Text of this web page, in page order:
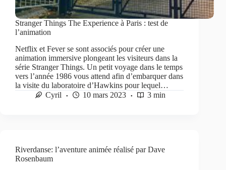
Stranger Things The Experience à Paris : test de
l’animation
Netflix et Fever se sont associés pour créer une
animation immersive plongeant les visiteurs dans la
série Stranger Things. Un petit voyage dans le temps
vers l’année 1986 vous attend afin d’embarquer dans
la visite du laboratoire d’Hawkins pour lequel…
Cyril
10 mars 2023 3 min
Riverdanse: l’aventure animée réalisé par Dave
Rosenbaum